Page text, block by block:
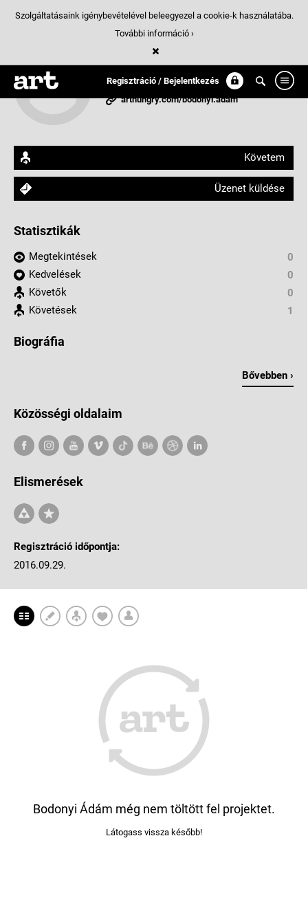
Regisztráció / Bejelentkezés
Bodonyi Ádám
Miskolc, Magyarország
arthungry.com/bodonyi.adam
Követem
Üzenet küldése
Statisztikák
Megtekintések
0
Kedvelések
0
Követők
0
Követések
1
Biográfia
Bővebben ›
Közösségi oldalaim
Elismerések
Regisztráció időpontja:
2016.09.29.
Bodonyi Ádám még nem töltött fel projektet.
Látogass vissza később!
Szolgáltatásaink igénybevételével beleegyezel a cookie-k használatába.
További információ ›